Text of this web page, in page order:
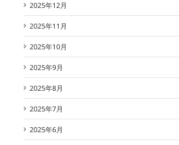
2025年12月
2025年11月
2025年10月
2025年9月
2025年8月
2025年7月
2025年6月